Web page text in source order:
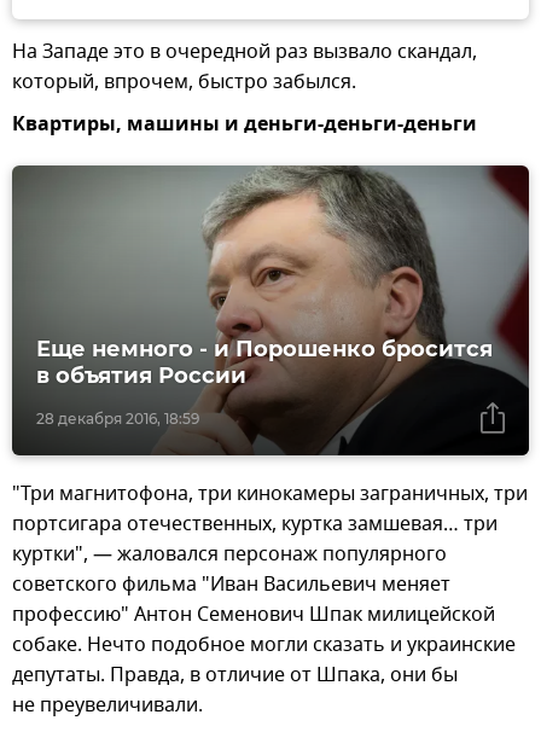
На Западе это в очередной раз вызвало скандал,
который, впрочем, быстро забылся.
Квартиры, машины и деньги-деньги-деньги
28 декабря 2016, 18:59
Еще немного - и Порошенко бросится
в объятия России
"Три магнитофона, три кинокамеры заграничных, три
портсигара отечественных, куртка замшевая… три
куртки", — жаловался персонаж популярного
советского фильма "Иван Васильевич меняет
профессию" Антон Семенович Шпак милицейской
собаке. Нечто подобное могли сказать и украинские
депутаты. Правда, в отличие от Шпака, они бы
не преувеличивали.